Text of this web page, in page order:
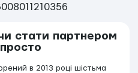
стати партнером
в 2013 році шістьма